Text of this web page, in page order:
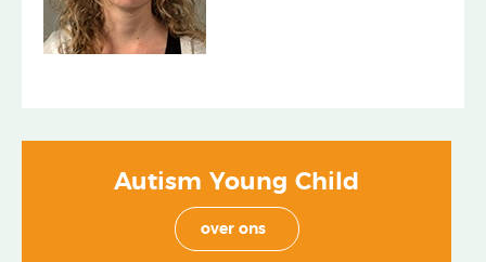
Autism Young Child
over ons